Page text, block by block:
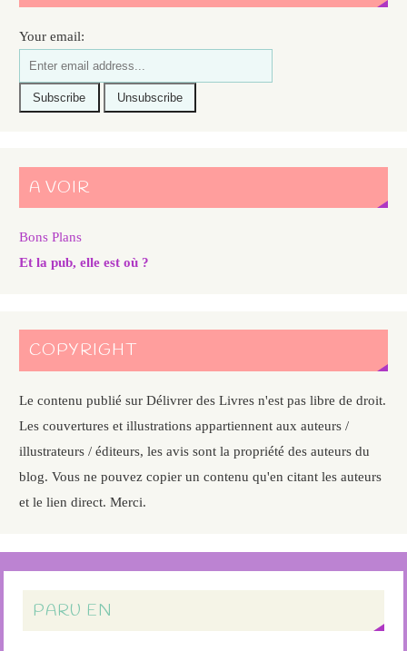
Your email:
A VOIR
Bons Plans
Et la pub, elle est où ?
COPYRIGHT
Le contenu publié sur Délivrer des Livres n'est pas libre de droit.
Les couvertures et illustrations appartiennent aux auteurs /
illustrateurs / éditeurs, les avis sont la propriété des auteurs du
blog. Vous ne pouvez copier un contenu qu'en citant les auteurs
et le lien direct. Merci.
PARU EN